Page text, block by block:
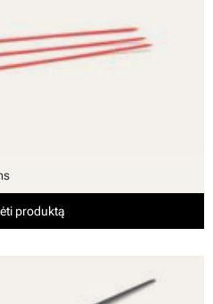
produktą